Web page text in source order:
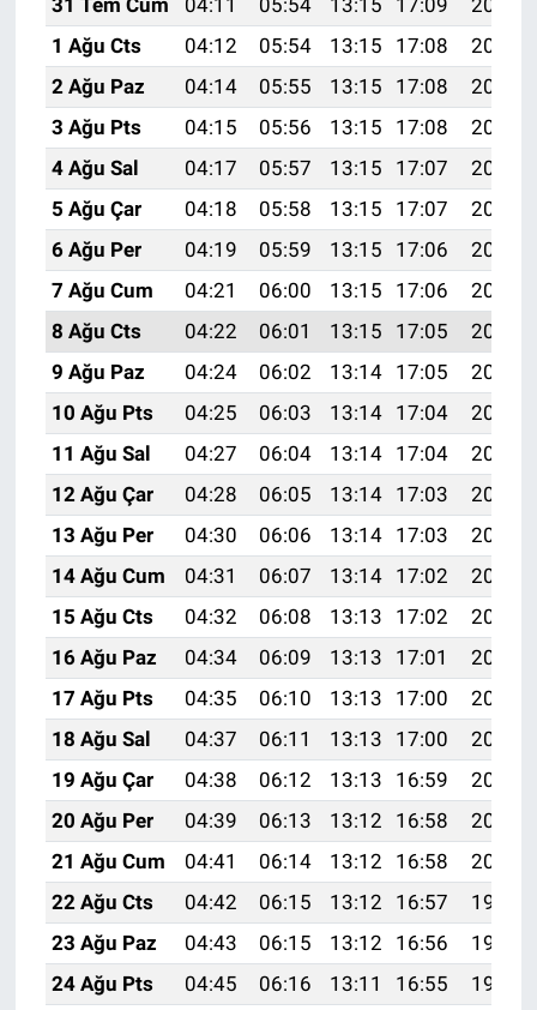
31 Tem Cum
04:11 05:54 13:15 17:09
20:27
1 Ağu Cts
04:12 05:54 13:15 17:08
20:26
2 Ağu Paz
04:14 05:55 13:15 17:08
20:25
3 Ağu Pts
04:15 05:56 13:15 17:08
20:24
4 Ağu Sal
04:17 05:57 13:15 17:07
20:23
5 Ağu Çar
04:18 05:58 13:15 17:07
20:22
6 Ağu Per
04:19 05:59 13:15 17:06
20:20
7 Ağu Cum
04:21 06:00 13:15 17:06
20:19
8 Ağu Cts
04:22 06:01 13:15 17:05
20:18
9 Ağu Paz
04:24 06:02 13:14 17:05
20:17
10 Ağu Pts
04:25 06:03 13:14 17:04
20:16
11 Ağu Sal
04:27 06:04 13:14 17:04
20:14
12 Ağu Çar
04:28 06:05 13:14 17:03
20:13
13 Ağu Per
04:30 06:06 13:14 17:03
20:12
14 Ağu Cum
04:31 06:07 13:14 17:02
20:10
15 Ağu Cts
04:32 06:08 13:13 17:02
20:09
16 Ağu Paz
04:34 06:09 13:13 17:01
20:08
17 Ağu Pts
04:35 06:10 13:13 17:00
20:06
18 Ağu Sal
04:37 06:11 13:13 17:00
20:05
19 Ağu Çar
04:38 06:12 13:13 16:59
20:03
20 Ağu Per
04:39 06:13 13:12 16:58
20:02
21 Ağu Cum
04:41 06:14 13:12 16:58
20:01
22 Ağu Cts
04:42 06:15 13:12 16:57
19:59
23 Ağu Paz
04:43 06:15 13:12 16:56
19:58
24 Ağu Pts
04:45 06:16 13:11 16:55
19:56